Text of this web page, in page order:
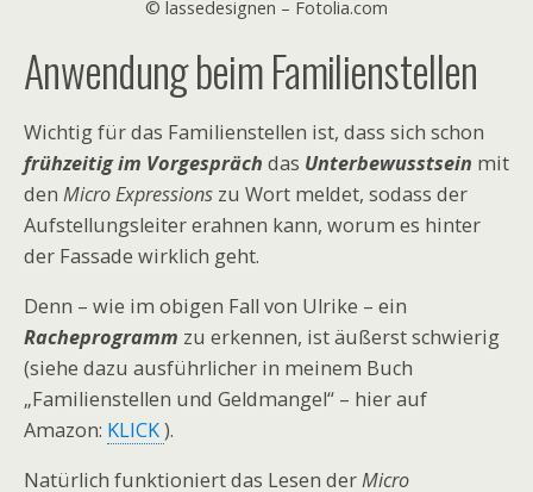
© lassedesignen – Fotolia.com
Anwendung beim Familienstellen
Wichtig für das Familienstellen ist, dass sich schon
frühzeitig im Vorgespräch das Unterbewusstsein mit
den Micro Expressions zu Wort meldet, sodass der
Aufstellungsleiter erahnen kann, worum es hinter
der Fassade wirklich geht.
Denn – wie im obigen Fall von Ulrike – ein
Racheprogramm zu erkennen, ist äußerst schwierig
(siehe dazu ausführlicher in meinem Buch
„Familienstellen und Geldmangel“ – hier auf
Amazon: KLICK).
Natürlich funktioniert das Lesen derMicro